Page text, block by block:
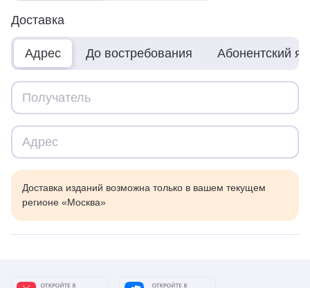
Доставка
Адрес До востребования Абонентский
Доставка изданий возможна только в вашем текущем
регионе «Москва»